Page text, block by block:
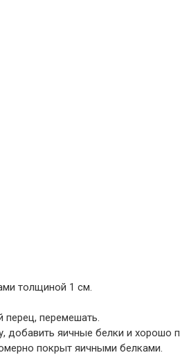
толщиной 1 см.
перец, перемешать.
добавить яичные белки и хорошо
покрыт яичными белками.